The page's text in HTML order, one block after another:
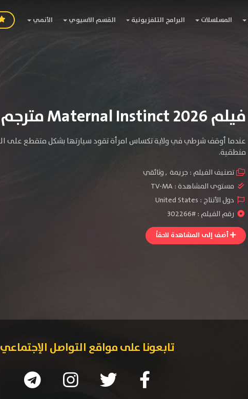
المسلسلات البرامج التلفزيونية القسم الاسيوي الأنمي
فيلم Maternal Instinct 2026 مترجم
منطقية.
تصنيف الفيلم : جريمة ,وثائقي
مستوى المشاهدة :TV-MA
دول الأنتاج : United States
رقم الفيلم : #302266
أضف إلى المشاهدة لاحقاً
تابعونا على مواقع التواصل الإجتماعي